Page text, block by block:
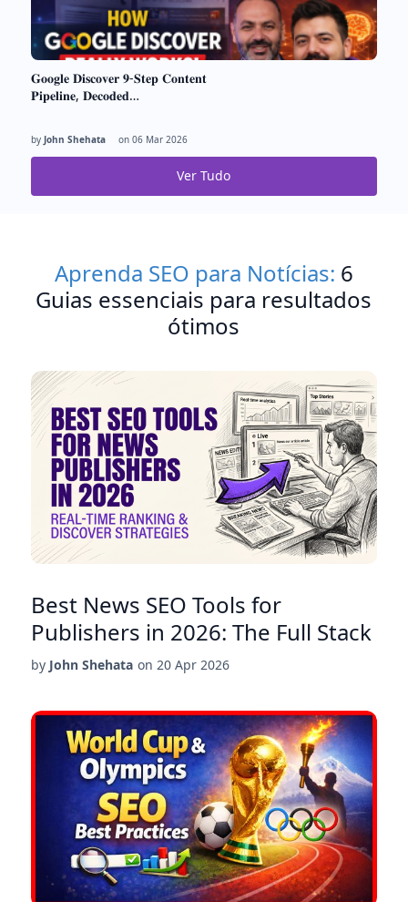
𝐆𝐨𝐨𝐠𝐥𝐞 𝐃𝐢𝐬𝐜𝐨𝐯𝐞𝐫 𝟗-𝐒𝐭𝐞𝐩 𝐂𝐨𝐧𝐭𝐞𝐧𝐭
𝐏𝐢𝐩𝐞𝐥𝐢𝐧𝐞, 𝐃𝐞𝐜𝐨𝐝𝐞𝐝…
by John Shehata on 06 Mar 2026
Ver Tudo
Aprenda SEO para Notícias: 6
Guias essenciais para resultados
ótimos
Best News SEO Tools for
Publishers in 2026: The Full Stack
by John Shehata on 20 Apr 2026